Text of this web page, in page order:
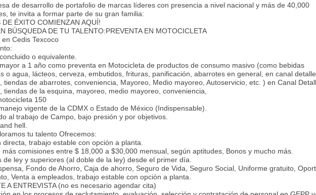
de desarrollo de portafolio de marcas líderes con presencia a nivel nacional y más de 40,000
te invita a formar parte de su gran familia:
DE ÉXITO COMIENZAN AQUÍ!
BÚSQUEDA DE TU TALENTO:PREVENTA EN MOTOCICLETA
Cedis Texcoco
o equivalente.
a 1 año como preventa en Motocicleta de productos de consumo masivo (como bebidas
o agua, lácteos, cerveza, embutidos, frituras, panificación, abarrotes en general, en canal
tiendas de abarrotes, conveniencia, Mayoreo, Medio mayoreo, Autoservicio, etc. ) en Canal
tiendas de la esquina, mayoreo, medio mayoreo, conveniencia,
150
vigente de la CDMX o Estado de México (Indispensable).
al trabajo de Campo, bajo presión y por objetivos.
hell.
tu talento Ofrecemos:
directa, trabajo estable con opción a planta.
más comisiones entre $ 18,000 a $30,000 mensual, según aptitudes, Bonos y mucho más.
de ley y superiores (al doble de la ley) desde el primer día.
Fondo de Ahorro, Caja de ahorro, Seguro de Vida, Seguro Social, Uniforme gratuito,
Venta a empleados, trabajo estable con opción a planta.
A ENTREVISTA (no es necesario agendar cita)